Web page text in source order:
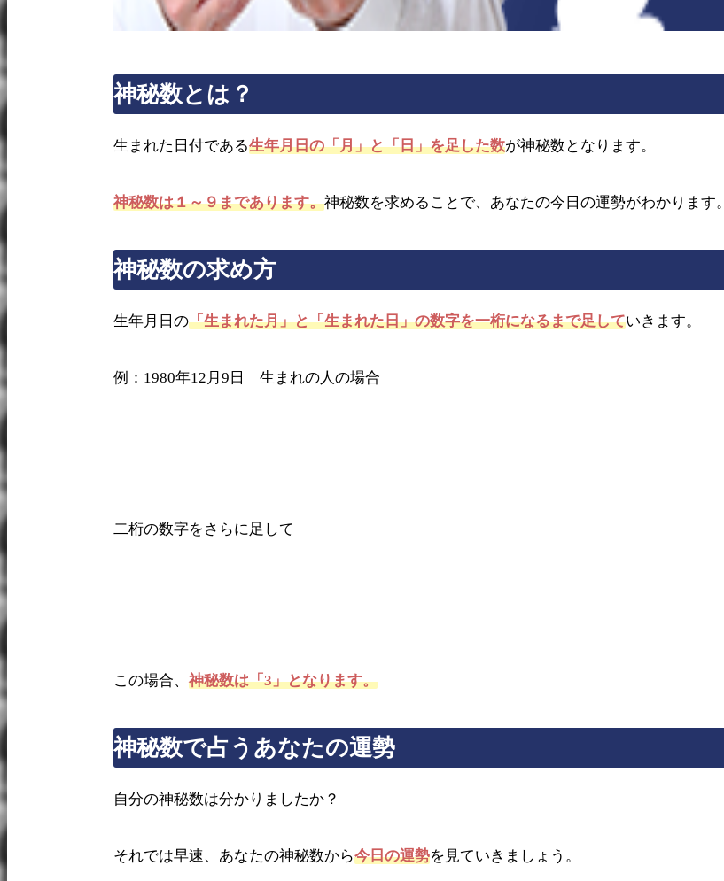
神秘数とは？
生まれた日付である生年月日の「月」と「日」を足した数が神秘数となります。
神秘数は１～９まであります。神秘数を求めることで、あなたの今日の運勢がわかります。
神秘数の求め方
生年月日の「生まれた月」と「生まれた日」の数字を一桁になるまで足していきます。
例：1980年12月9日 生まれの人の場合
二桁の数字をさらに足して
この場合、 神秘数は「3」となります。
神秘数で占うあなたの運勢
自分の神秘数は分かりましたか？
それでは早速、あなたの神秘数から今日の運勢を見ていきましょう。